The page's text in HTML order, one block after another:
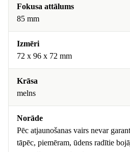
Fokusa attālums
85 mm
Izmēri
72 x 96 x 72 mm
Krāsa
melns
Norāde
Pēc atjaunošanas vairs nevar
tāpēc, piemēram, ūdens radītie